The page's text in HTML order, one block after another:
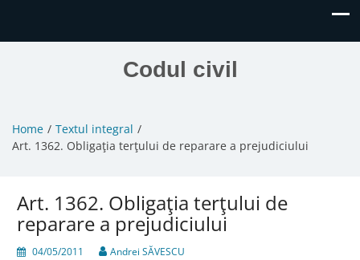
Codul civil
Home
Textul integral
Art. 1362. Obligaţia terţului de reparare a prejudiciului
Art. 1362. Obligaţia terţului de
reparare a prejudiciului
04/05/2011 Andrei SĂVESCU